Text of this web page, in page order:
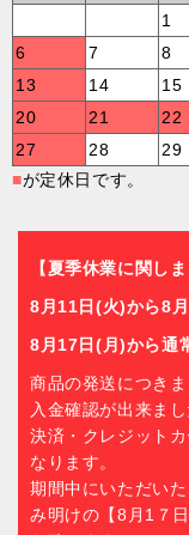
1
6
7 8
13
14 15
20
21 22
27
28 29
■が定休日です。
【夏季休業に関しま
8月11日(火)から8
8月17日(月)から通
商品の発送につき
入金確認が出来ま
決済・クレジット
なります。
期間中にいただい
み明けの【8月1７